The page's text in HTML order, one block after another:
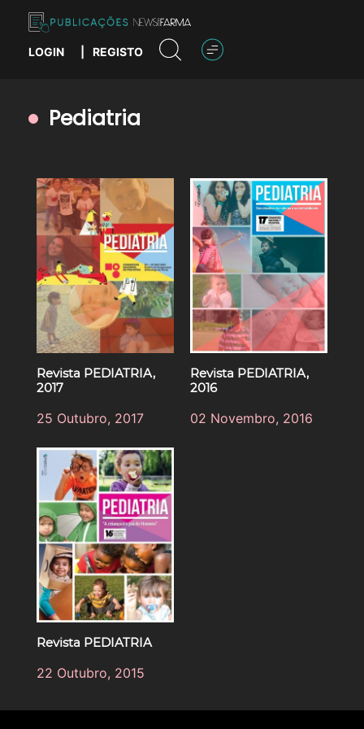
content
Publicações News Farma
LOGIN REGISTO
Pediatria
Revista PEDIATRIA,
2017
25 Outubro, 2017
Revista PEDIATRIA,
2016
02 Novembro, 2016
Revista PEDIATRIA
22 Outubro, 2015